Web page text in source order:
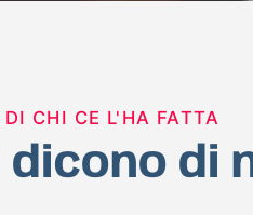
CHI CE L'HA FATTA
di